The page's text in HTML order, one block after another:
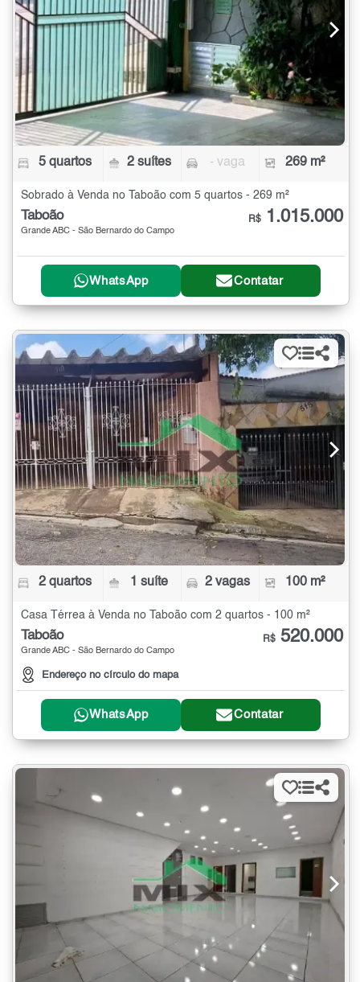
5 quartos 2 suítes - vaga 269 m²
Sobrado à Venda no Taboão com 5 quartos - 269 m²
Taboão
Grande ABC - São Bernardo do Campo
R$ 1.015.000
WhatsApp Contatar
2 quartos 1 suíte 2 vagas 100 m²
Casa Térrea à Venda no Taboão com 2 quartos - 100 m²
Taboão
Grande ABC - São Bernardo do Campo
Endereço no círculo do mapa
R$ 520.000
WhatsApp Contatar